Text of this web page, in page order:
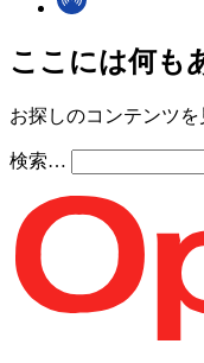
ここには何も
お探しのコンテンツ
検索…